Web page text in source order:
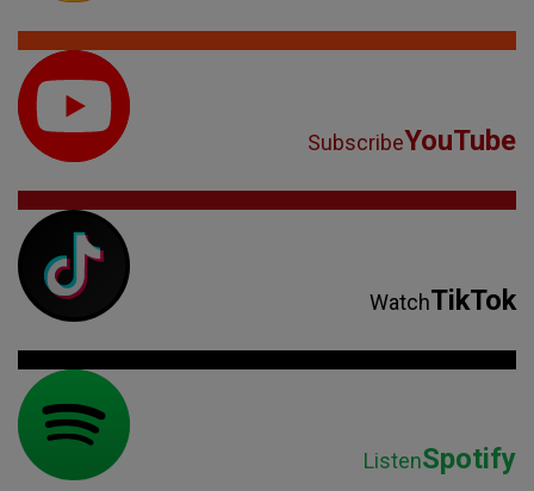
SubscribeYouTube
WatchTikTok
ListenSpotify